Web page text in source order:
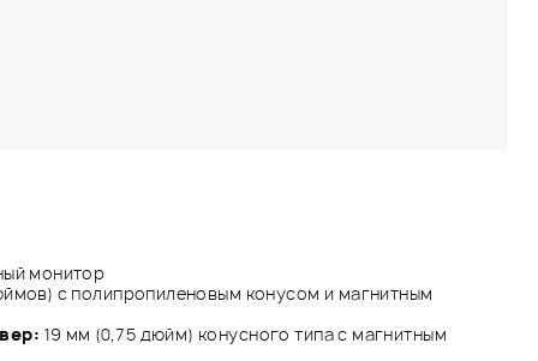
монитор
с полипропиленовым конусом и магнитным
19 мм (0,75 дюйм) конусного типа с магнитным